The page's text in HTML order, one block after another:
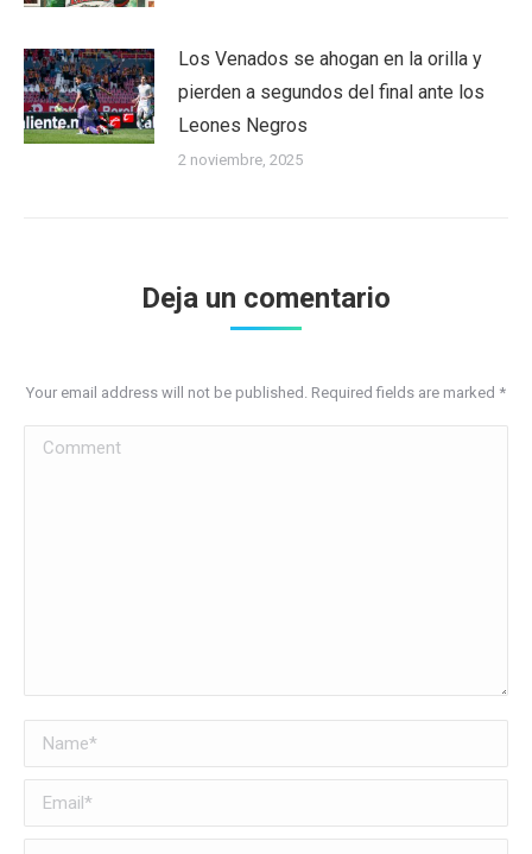
Los Venados se ahogan en la orilla y
pierden a segundos del final ante los
Leones Negros
2 noviembre, 2025
Deja un comentario
Your email address will not be published. Required fields are marked *
Comment
Name *
Email *